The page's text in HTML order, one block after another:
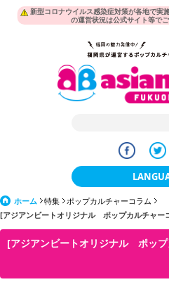
新型コロナウイルス感染症対策が各地で実
の運営状況は公式サイト等でご
日本語
한국
ホーム 特集
ポップカルチャーコラム
[アジアンビートオリジナル ポップカルチャー
[アジアンビートオリジナル ポッ